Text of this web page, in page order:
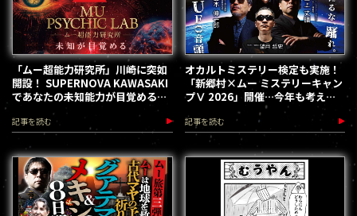
「ムー超能力研究所」川崎に突如
開設！ SUPERNOVA KAWASAKI
であなたの未知能力が目覚める
（2026.8.18-28）
記事を読む
オカルトミステリー検定も実施！
「新郷村×ムー ミステリーキャン
プⅤ 2026」開催…今年も考える
な、踊れ！（2026.9.12）
記事を読む